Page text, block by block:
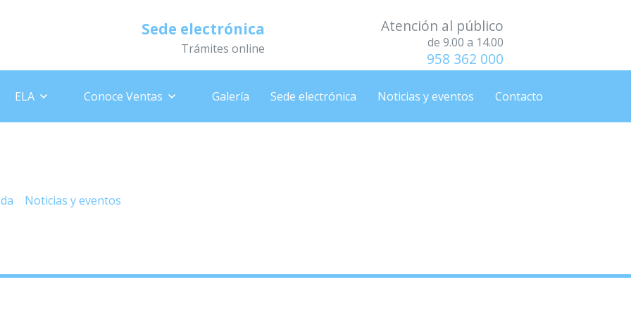
Sede electrónica
Trámites online
Atención al público
de 9.00 a 14.00
958 362 000
ELA Conoce Ventas Galería Sede electrónica Noticias y eventos Contacto
Noticias y eventos